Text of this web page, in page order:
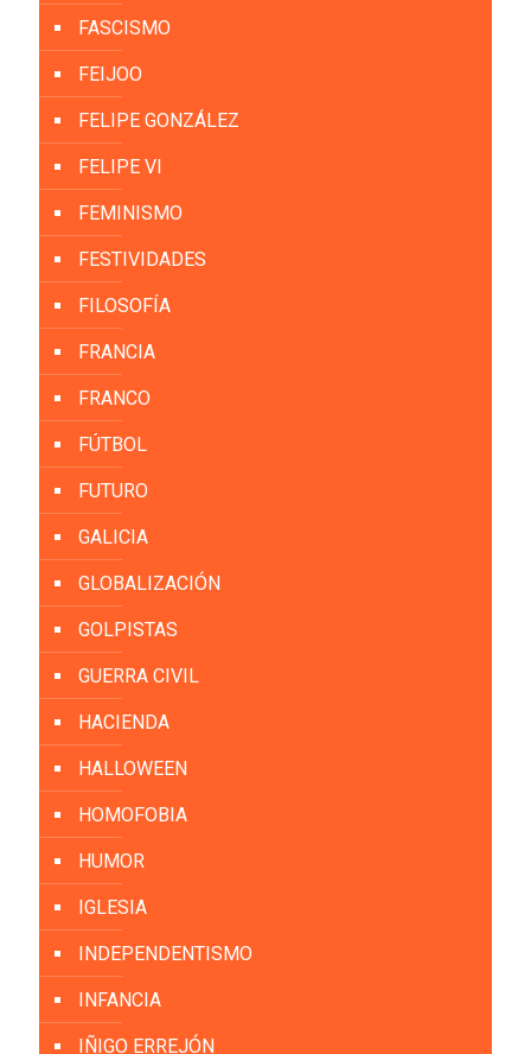
FASCISMO
FEIJOO
FELIPE GONZÁLEZ
FELIPE VI
FEMINISMO
FESTIVIDADES
FILOSOFÍA
FRANCIA
FRANCO
FÚTBOL
FUTURO
GALICIA
GLOBALIZACIÓN
GOLPISTAS
GUERRA CIVIL
HACIENDA
HALLOWEEN
HOMOFOBIA
HUMOR
IGLESIA
INDEPENDENTISMO
INFANCIA
IÑIGO ERREJÓN